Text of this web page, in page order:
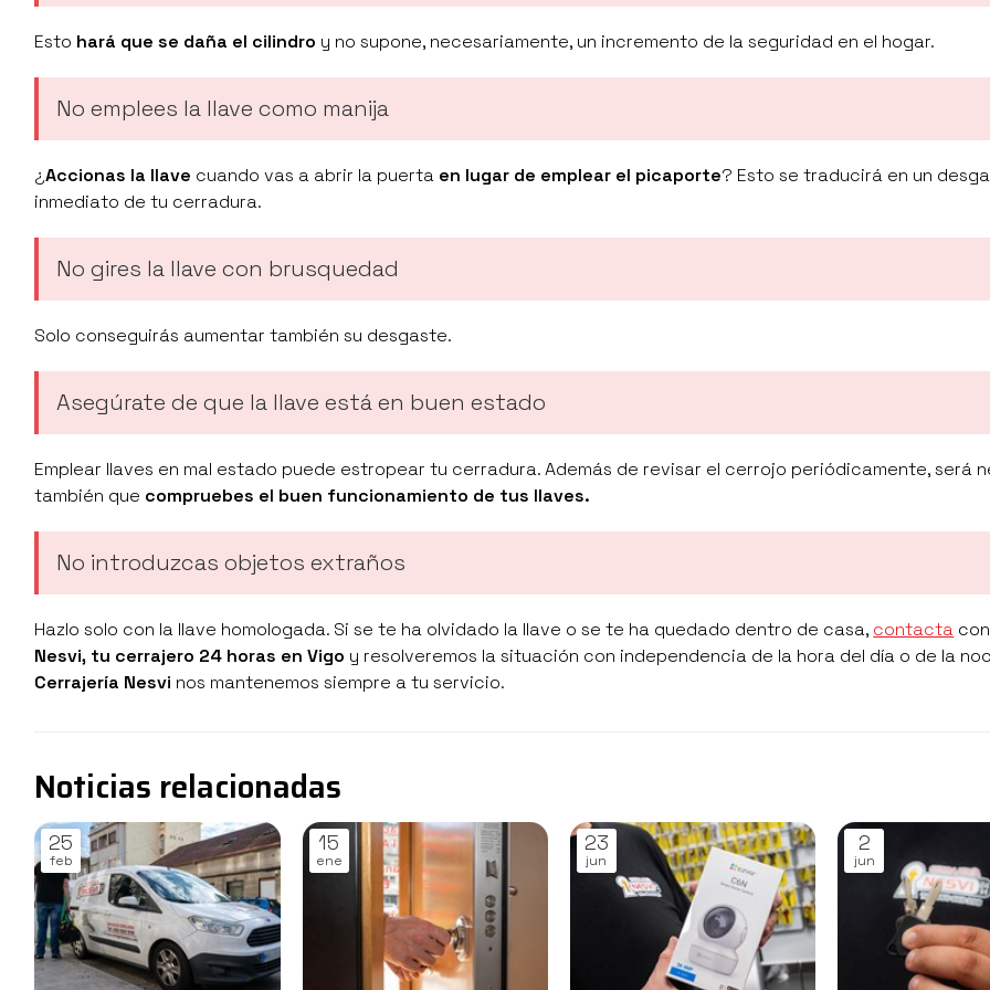
Esto hará que se daña el cilindro y no supone, necesariamente, un incremento de la seguridad en el hogar.
No emplees la llave como manija
¿Accionas la llave cuando vas a abrir la puerta en lugar de emplear el picaporte? Esto se traducirá en un
inmediato de tu cerradura.
No gires la llave con brusquedad
Solo conseguirás aumentar también su desgaste.
Asegúrate de que la llave está en buen estado
Emplear llaves en mal estado puede estropear tu cerradura. Además de revisar el cerrojo periódicamente, será
también que compruebes el buen funcionamiento de tus llaves.
No introduzcas objetos extraños
Hazlo solo con la llave homologada. Si se te ha olvidado la llave o se te ha quedado dentro de casa, contacta con
Nesvi, tu cerrajero 24 horas en Vigo y resolveremos la situación con independencia de la hora del día o de la
Cerrajería Nesvi nos mantenemos siempre a tu servicio.
Noticias relacionadas
25
feb
15
ene
23
jun
2
jun